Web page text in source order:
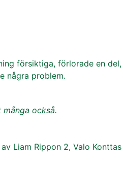
försiktiga, förlorade en del,
några problem.
också.
Liam Rippon 2, Valo Konttas